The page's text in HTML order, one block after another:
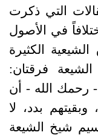
التي ذكرت
في الأصول
الكثيرة
فرقتان:
- رحمك الله - أن
بدد، لا
شيخ الشيعة